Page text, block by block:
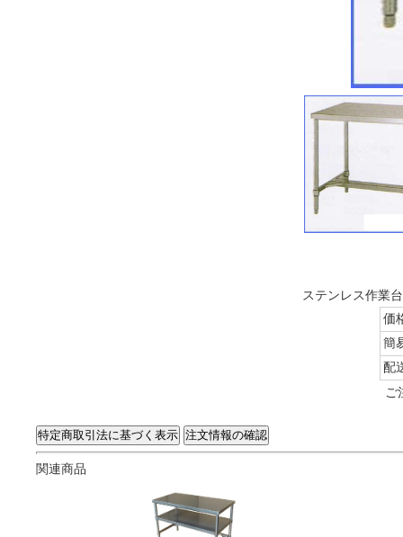
ステンレス作業
価
簡
配
ご
関連商品